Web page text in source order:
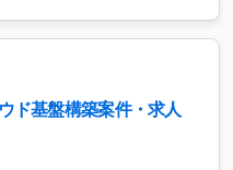
ド基盤構築案件・求人